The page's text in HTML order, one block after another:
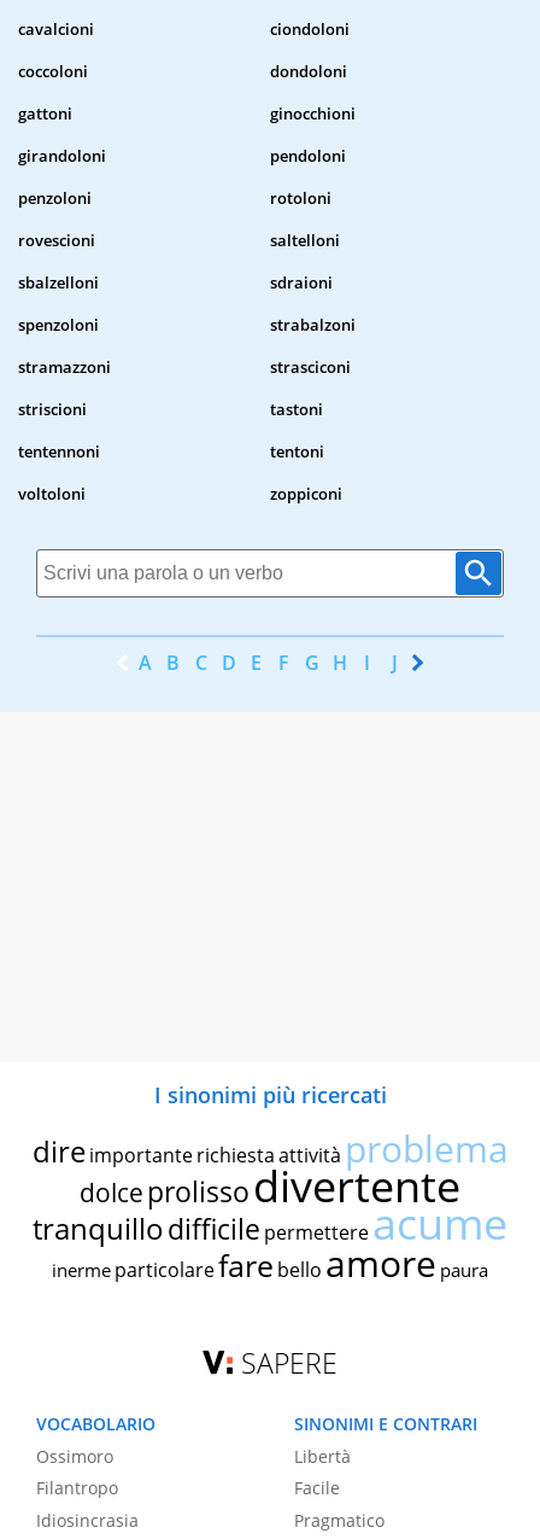
cavalcioni
ciondoloni
coccoloni
dondoloni
gattoni
ginocchioni
girandoloni
pendoloni
penzoloni
rotoloni
rovescioni
saltelloni
sbalzelloni
sdraioni
spenzoloni
strabalzoni
stramazzoni
strasciconi
striscioni
tastoni
tentennoni
tentoni
voltoloni
zoppiconi
A B C D E F G H I J K
I sinonimi più ricercati
dire importante richiestaattività problema
dolce prolissodivertente
tranquillodifficile permettereacume
inerme particolarefare bello amore paura
SAPERE
VOCABOLARIO
Ossimoro
Filantropo
Idiosincrasia
SINONIMI E CONTRARI
Libertà
Facile
Pragmatico